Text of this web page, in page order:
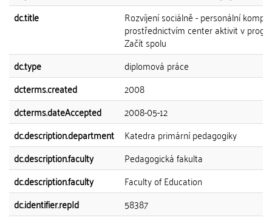
dc.title
Rozvíjení sociálně - personální
prostřednictvím center aktivit v
Začít spolu
dc.type
diplomová práce
dcterms.created
2008
dcterms.dateAccepted
2008-05-12
dc.description.department
Katedra primární pedagogiky
dc.description.faculty
Pedagogická fakulta
dc.description.faculty
Faculty of Education
dc.identifier.repId
58387